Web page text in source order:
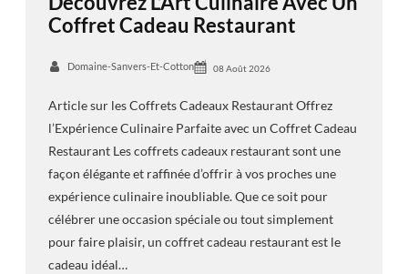
Coffret Cadeau Restaurant
Domaine-Sanvers-Et-Cotton 08 Août 2026
Article sur les Coffrets Cadeaux Restaurant Offrez
l’Expérience Culinaire Parfaite avec un Coffret Cadeau
Restaurant Les coffrets cadeaux restaurant sont une
façon élégante et raffinée d’offrir à vos proches une
expérience culinaire inoubliable. Que ce soit pour
célébrer une occasion spéciale ou tout simplement
pour faire plaisir, un coffret cadeau restaurant est le
cadeau idéal…